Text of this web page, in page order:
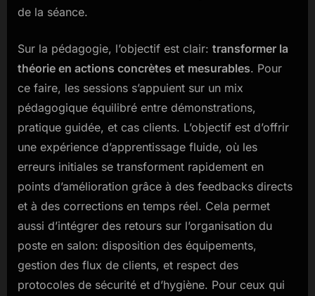
de la séance.
Sur la pédagogie, l’objectif est clair: transformer la
théorie en actions concrètes et mesurables. Pour
ce faire, les sessions s’appuient sur un mix
pédagogique équilibré entre démonstrations,
pratique guidée, et cas clients. L’objectif est d’offrir
une expérience d’apprentissage fluide, où les
erreurs initiales se transforment rapidement en
points d’amélioration grâce à des feedbacks directs
et à des corrections en temps réel. Cela permet
aussi d’intégrer des retours sur l’organisation du
poste en salon: disposition des équipements,
gestion des flux de clients, et respect des
protocoles de sécurité et d’hygiène. Pour ceux qui